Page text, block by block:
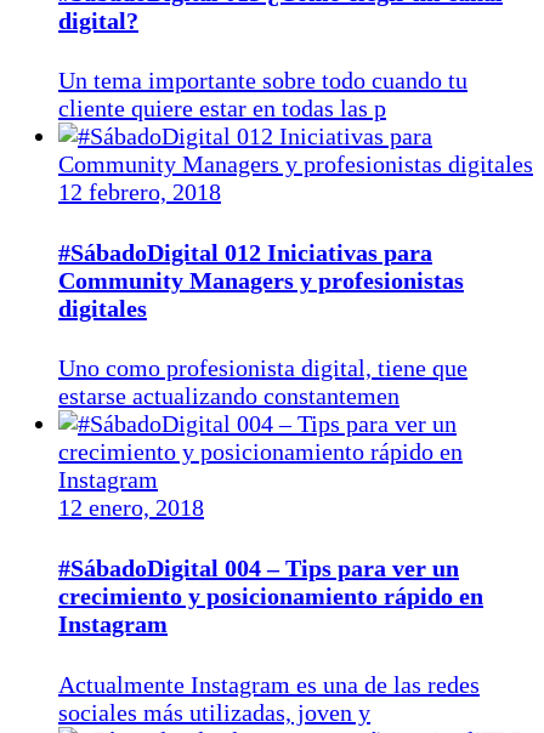
digital?
Un tema importante sobre todo cuando tu
cliente quiere estar en todas las p
12 febrero, 2018
#SábadoDigital 012 Iniciativas para
Community Managers y profesionistas
digitales
Uno como profesionista digital, tiene que
estarse actualizando constantemen
12 enero, 2018
#SábadoDigital 004 – Tips para ver un
crecimiento y posicionamiento rápido en
Instagram
Actualmente Instagram es una de las redes
sociales más utilizadas, joven y